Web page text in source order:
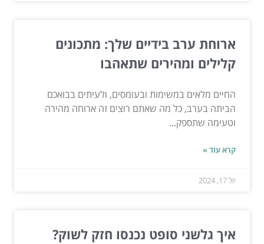
ארוחת ערב בידיים שלך: מתכונים
קלילים ומהירים שתאהבו
החיים מלאים במשימות ובעומסים, ולעיתים בבואכם
הביתה בערב, כל מה שאתם רוצים זה ארוחה מהירה
וטעימה שתספק...
קרא עוד »
יול 17, 2024
איך גלשני סופט נכנסו חזק לשוק?